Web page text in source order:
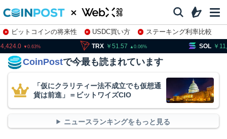
ビットコインの将来性 USDC買い方
ステーキング利率比較
株特集・関連銘柄
0.63 TRX 51.57 0.06 SOL
CoinPostで今最も読まれています
「仮にクラリティー法不成立でも仮想通
貨は前進」＝ビットワイズCIO
ニュースランキングをもっと見る